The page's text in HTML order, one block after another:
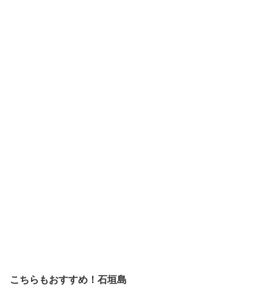
こちらもおすすめ！石垣島